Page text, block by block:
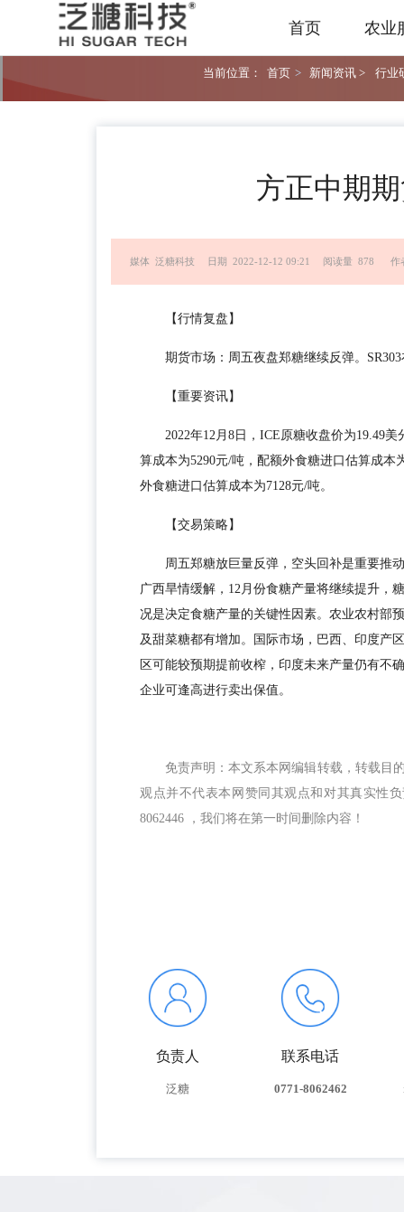
首页 农业
当前位置： 首页 > 新闻资讯 > 行业
方正中期
媒体 泛糖科技 日期 2022-12-12 09:21 阅读量 878 作
【行情复盘】
期货市场：周五夜盘郑糖继续反弹。
【重要资讯】
2022年12月8日，ICE原糖收盘价为19.49
算成本为5290元/吨，配额外食糖进口估算成本
外食糖进口估算成本为7128元/吨。
【交易策略】
周五郑糖放巨量反弹，空头回补是重要推
广西旱情缓解，12月份食糖产量将继续提升，
况是决定食糖产量的关键性因素。农业农村部
及甜菜糖都有增加。国际市场，巴西、印度产
区可能较预期提前收榨，印度未来产量仍有不
企业可逢高进行卖出保值。
免责声明：本文系本网编辑转载，转载目
观点并不代表本网赞同其观点和对其真实性
8062446 ，我们将在第一时间删除内容！
负责人
泛糖
联系电话
0771-8062462